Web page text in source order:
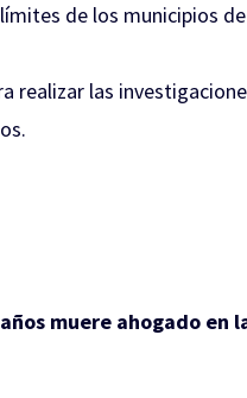
de los municipios
realizar las
muere ahogado en